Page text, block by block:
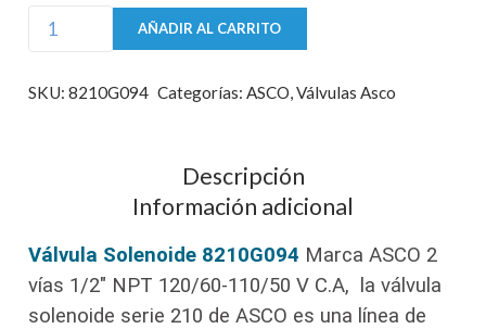
Válvula
NPT
cantidad
AÑADIR AL CARRITO
SKU: 8210G094 Categorías: ASCO Válvulas Asco
Descripción
Información adicional
Válvula Solenoide 8210G094 Marca ASCO 2
vías 1/2″ NPT 120/60-110/50 V C.A, la válvula
solenoide serie 210 de ASCO es una línea de